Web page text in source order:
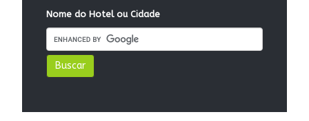
Nome do Hotel ou Cidade